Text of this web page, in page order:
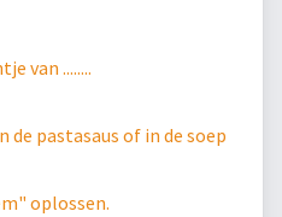
van ........
de pastasaus of in de soep
oplossen.